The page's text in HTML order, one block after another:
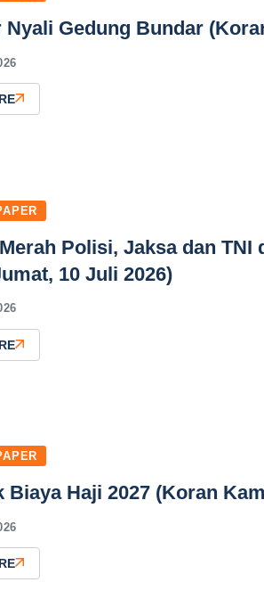
Nyali Gedung Bundar
Polisi, Jaksa dan TNI
10 Juli 2026)
Biaya Haji 2027 (Koran